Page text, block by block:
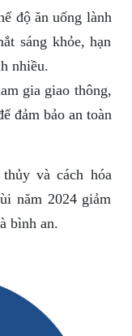
độ ăn uống lành
sáng khỏe, hạn
nhiều.
gia giao thông,
đảm bảo an toàn
và cách hóa
năm 2024 giảm
bình an.